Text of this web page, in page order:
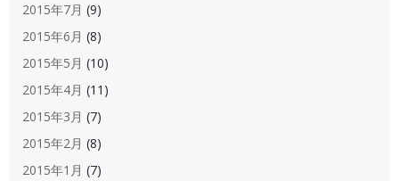
2015年7月 (9)
2015年6月 (8)
2015年5月 (10)
2015年4月 (11)
2015年3月 (7)
2015年2月 (8)
2015年1月 (7)